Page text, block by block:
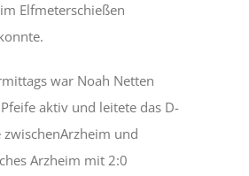
Elfmeterschießen
war Noah Netten
aktiv und leitete das D-
zwischenArzheim und
Arzheim mit 2:0